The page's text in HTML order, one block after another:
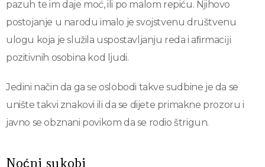
pazuh te im daje moć, ili po malom repiću. Njihovo
postojanje u narodu imalo je svojstvenu društvenu
ulogu koja je služila uspostavljanju reda i aﬁrmacĳi
pozitivnih osobina kod ljudi.
Jedini način da ga se oslobodi takve sudbine je da se
unište takvi znakovi ili da se dijete primakne prozoru i
javno se obznani povikom da se rodio štrigun.
Noćni sukobi